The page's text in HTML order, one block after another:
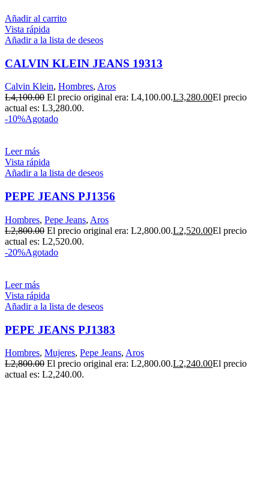
Añadir al carrito
Vista rápida
Añadir a la lista de deseos
CALVIN KLEIN JEANS 19313
Calvin Klein, Hombres, Aros
L4,100.00 El precio original era: L4,100.00.L3,280.00El precio
actual es: L3,280.00.
-10%Agotado
Leer más
Vista rápida
Añadir a la lista de deseos
PEPE JEANS PJ1356
Hombres, Pepe Jeans, Aros
L2,800.00 El precio original era: L2,800.00.L2,520.00El precio
actual es: L2,520.00.
-20%Agotado
Leer más
Vista rápida
Añadir a la lista de deseos
PEPE JEANS PJ1383
Hombres, Mujeres, Pepe Jeans, Aros
L2,800.00 El precio original era: L2,800.00.L2,240.00El precio
actual es: L2,240.00.